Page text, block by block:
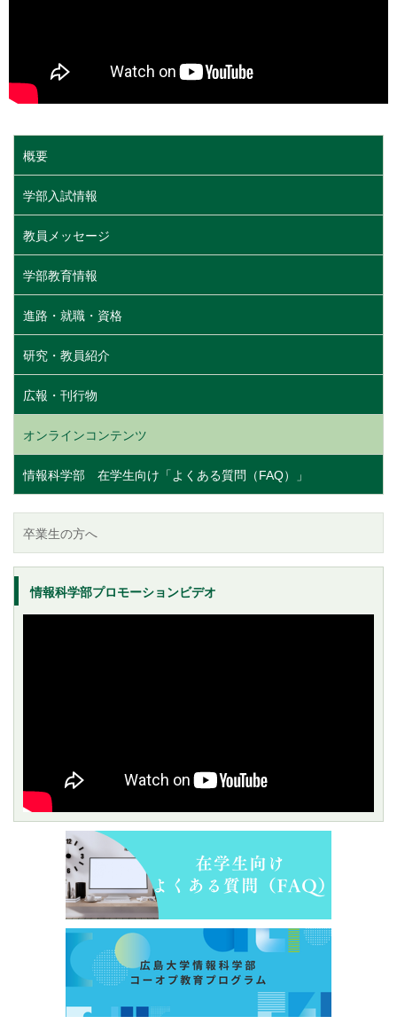
概要
学部入試情報
教員メッセージ
学部教育情報
進路・就職・資格
研究・教員紹介
広報・刊行物
オンラインコンテンツ
情報科学部 在学生向け「よくある質問（FAQ）」
卒業生の方へ
情報科学部プロモーションビデオ